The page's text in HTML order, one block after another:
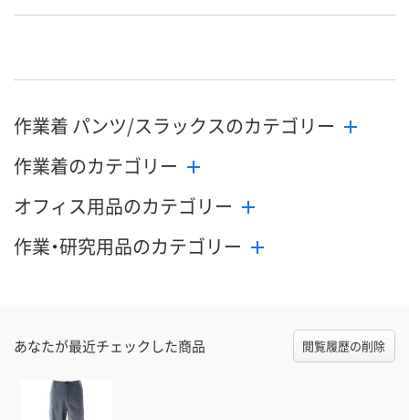
作業着 パンツ/スラックスのカテゴリー
作業着のカテゴリー
オフィス用品のカテゴリー
作業・研究用品のカテゴリー
あなたが最近チェックした商品 閲覧履歴の削除